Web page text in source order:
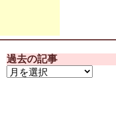
過去の記事